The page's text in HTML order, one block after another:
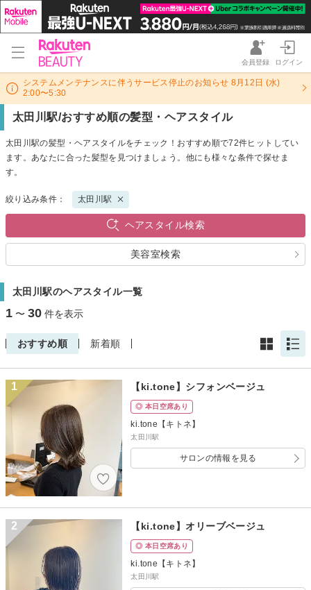
会員登録 ログイン
システムメンテナンスに伴うサービス停止のお知らせ 8月12日 (水)
2:00〜5:30
太田川駅/おすすめ順の髪型・ヘアスタイル
太田川駅の髪型・ヘアスタイルをチェック！おすすめ順で72件ヒットしてい
ます。あなたに合った髪型を見つけましょう。他にも様々な条件で探せま
す。
絞り込み条件： 太田川駅
ヘアスタイル検索
美容室検索
太田川駅のヘアスタイル一覧
1 〜 30 件を表示
おすすめ順 新着順
1 【ki.tone】シフォンベージュ
◎ 本日空席あり
ki.tone【キトネ】
太田川駅
サロンの情報を見る
2 【ki.tone】オリーブベージュ
◎ 本日空席あり
ki.tone【キトネ】
太田川駅